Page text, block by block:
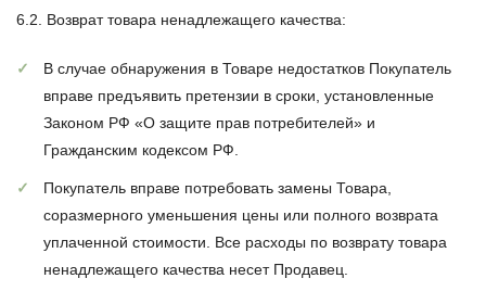
6.2. Возврат товара ненадлежащего качества:
В случае обнаружения в Товаре недостатков Покупатель
вправе предъявить претензии в сроки, установленные
Законом РФ «О защите прав потребителей» и
Гражданским кодексом РФ.
Покупатель вправе потребовать замены Товара,
соразмерного уменьшения цены или полного возврата
уплаченной стоимости. Все расходы по возврату товара
ненадлежащего качества несет Продавец.